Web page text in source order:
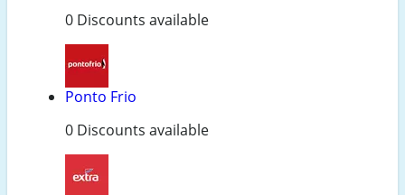
0 Discounts available
Ponto Frio
0 Discounts available